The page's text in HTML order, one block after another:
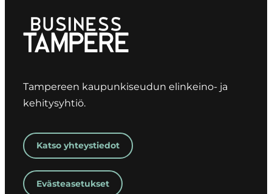
Tampereen kaupunkiseudun elinkeino- ja
kehitysyhtiö.
Katso yhteystiedot
Evästeasetukset